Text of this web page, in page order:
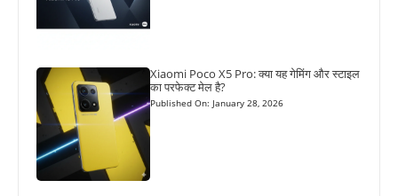
Xiaomi Poco X5 Pro: क्या यह गेमिंग और स्टाइल
का परफेक्ट मेल है?
Published On: January 28, 2026